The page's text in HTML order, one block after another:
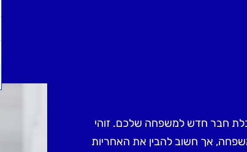
חבר חדש למשפחה שלכם. זוהי
אך חשוב להבין את האחריות